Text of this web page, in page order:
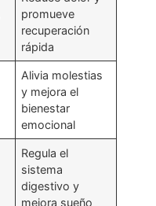
promueve
recuperación
rápida
Alivia molestias
y mejora el
bienestar
emocional
Regula el
sistema
digestivo y
mejora sueño